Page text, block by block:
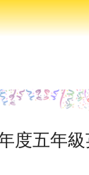
度五年